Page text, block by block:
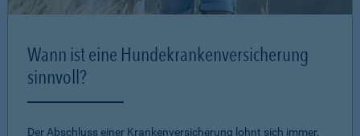
Wann ist eine Hundekrankenversicherung
sinnvoll?
Der Abschluss einer Krankenversicherung lohnt sich immer,